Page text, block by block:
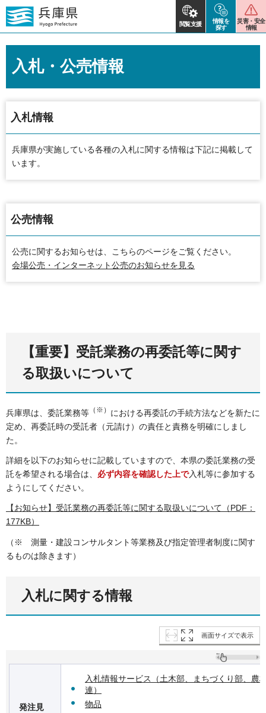
閲覧支援
情報を
探す
災害・安全
情報
入札・公売情報
入札情報
兵庫県が実施している各種の入札に関する情報は下記に掲載して
います。
公売情報
公売に関するお知らせは、こちらのページをご覧ください。
会場公売・インターネット公売のお知らせを見る
【重要】受託業務の再委託等に関す
る取扱いについて
兵庫県は、委託業務等 （※） における再委託の手続方法などを新たに
定め、再委託時の受託者（元請け）の責任と責務を明確にしまし
た。
詳細を以下のお知らせに記載していますので、本県の委託業務の受
託を希望される場合は、 必ず内容を確認した上で入札等に参加する
ようにしてください。
【お知らせ】受託業務の再委託等に関する取扱いについて（PDF：
177KB）
（※ 測量・建設コンサルタント等業務及び指定管理者制度に関す
るものは除きます）
入札に関する情報
画面サイズで表示
発注見
入札情報サービス（土木部、まちづくり部、農
連）
物品